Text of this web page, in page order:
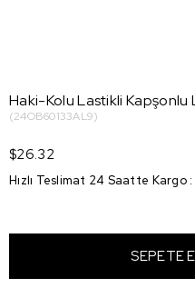
Haki-Kolu Lastikli Kapşonlu
(24OB60133AL9)
$26.32
Hızlı Teslimat 24 Saatte Kargo :